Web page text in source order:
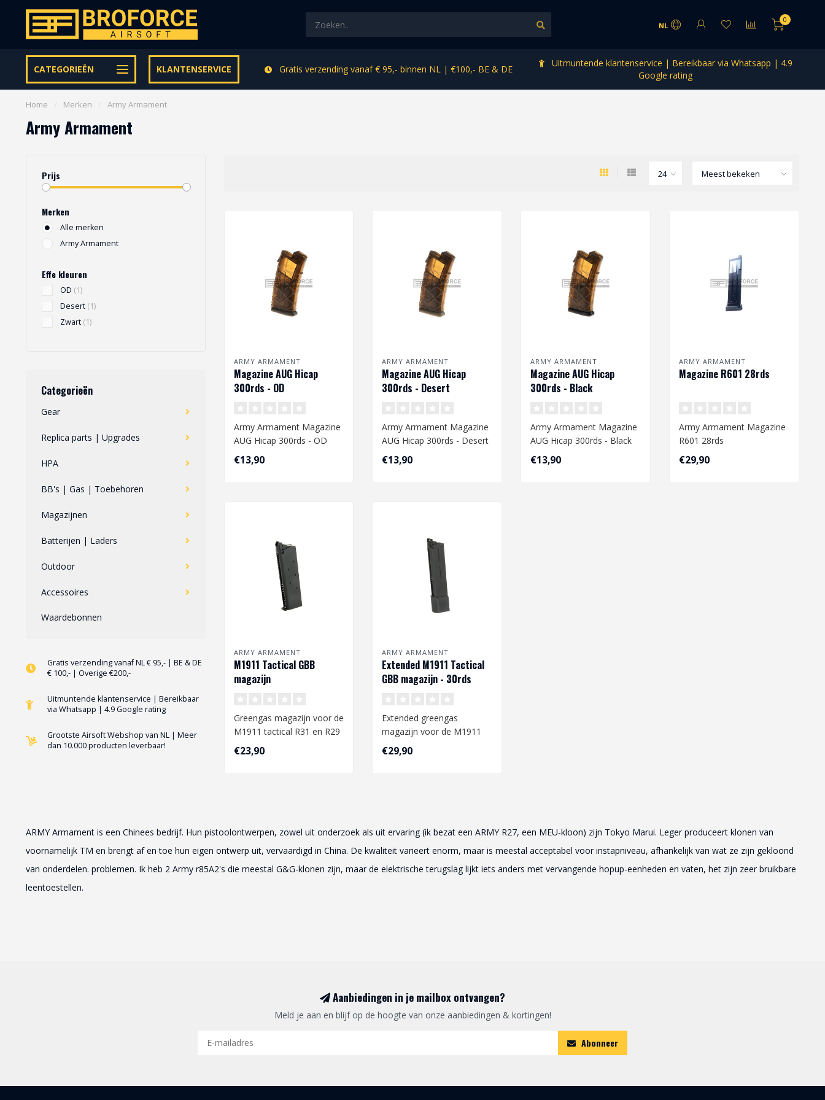
NL
0
CATEGORIEËN KLANTENSERVICE
Let op onze speciale Facebook/Instagram aanbiedingen Gratis verzending vanaf € 95,- binnen NL | €100,- BE & DE
Uitmuntende klantenservice | Bereikbaar via Whatsapp | 4.9
Google rating
Home Merken Army Armament
Army Armament
Prijs
Merken
Alle merken
Army Armament
Effe kleuren
OD (1)
Desert (1)
Zwart (1)
Categorieën
Gear
Replica parts | Upgrades
HPA
BB's | Gas | Toebehoren
Magazijnen
Batterijen | Laders
Outdoor
Accessoires
Waardebonnen
Gratis verzending vanaf NL € 95,- | BE & DE
€ 100,- | Overige €200,-
Uitmuntende klantenservice | Bereikbaar
via Whatsapp | 4.9 Google rating
Grootste Airsoft Webshop van NL | Meer
dan 10.000 producten leverbaar!
ARMY ARMAMENT
Magazine AUG Hicap
300rds - OD
Army Armament Magazine
AUG Hicap 300rds - OD
€13,90
ARMY ARMAMENT
Magazine AUG Hicap
300rds - Desert
Army Armament Magazine
AUG Hicap 300rds - Desert
€13,90
ARMY ARMAMENT
Magazine AUG Hicap
300rds - Black
Army Armament Magazine
AUG Hicap 300rds - Black
€13,90
ARMY ARMAMENT
Magazine R601 28rds
Army Armament Magazine
R601 28rds
€29,90
ARMY ARMAMENT
M1911 Tactical GBB
magazijn
Greengas magazijn voor de
M1911 tactical R31 en R29
modellen van Army en
compati..
€23,90
ARMY ARMAMENT
Extended M1911 Tactical
GBB magazijn - 30rds
Extended greengas
magazijn voor de M1911
tactical modellen van Army.
Heeft een c..
€29,90
ARMY Armament is een Chinees bedrijf. Hun pistoolontwerpen, zowel uit onderzoek als uit ervaring (ik bezat een ARMY R27, een MEU-kloon) zijn Tokyo Marui. Leger produceert klonen van
voornamelijk TM en brengt af en toe hun eigen ontwerp uit, vervaardigd in China. De kwaliteit varieert enorm, maar is meestal acceptabel voor instapniveau, afhankelijk van wat ze zijn gekloond
van onderdelen. problemen. Ik heb 2 Army r85A2's die meestal G&G-klonen zijn, maar de elektrische terugslag lijkt iets anders met vervangende hopup-eenheden en vaten, het zijn zeer bruikbare
leentoestellen.
Aanbiedingen in je mailbox ontvangen?
Meld je aan en blijf op de hoogte van onze aanbiedingen & kortingen!
Abonneer